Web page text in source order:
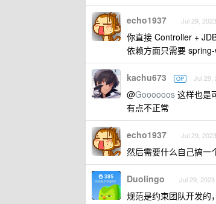
echo1937 Jul 29, 2023
你直接 Controller +
依赖方面只需要
kachu673 OP Jul 29,
@Goooooos 这样也是
有点不正常
echo1937 Jul 29, 2023
然后需要什么自己搞一
Duolingo Jul 29, 2023
规范是约束团队开发的